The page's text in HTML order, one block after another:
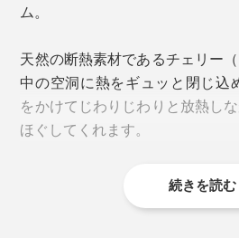
ム。
天然の断熱素材であるチェリー
中の空洞に熱をギュッと閉じ込
をかけてじわりじわりと放熱し
ほぐしてくれます。
続きを読む